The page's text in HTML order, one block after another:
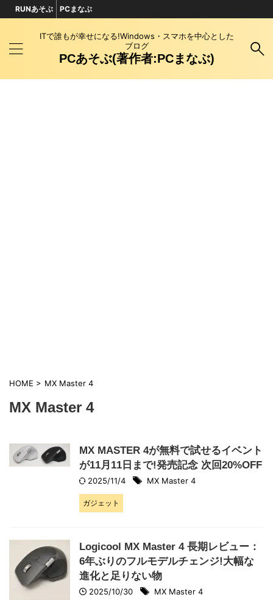
ITで誰もが幸せになる!Windows・スマホを中心とした
ブログ
PCあそぶ(著作者:PCまなぶ)
RUNあそぶ PCまなぶ
HOME > MX Master 4
MX Master 4
MX MASTER 4が無料で試せるイベント
が11月11日まで!発売記念 次回20%OFF
2025/11/4 MX Master 4
ガジェット
Logicool MX Master 4 長期レビュー：
6年ぶりのフルモデルチェンジ!大幅な
進化と足りない物
2025/10/30 MX Master 4